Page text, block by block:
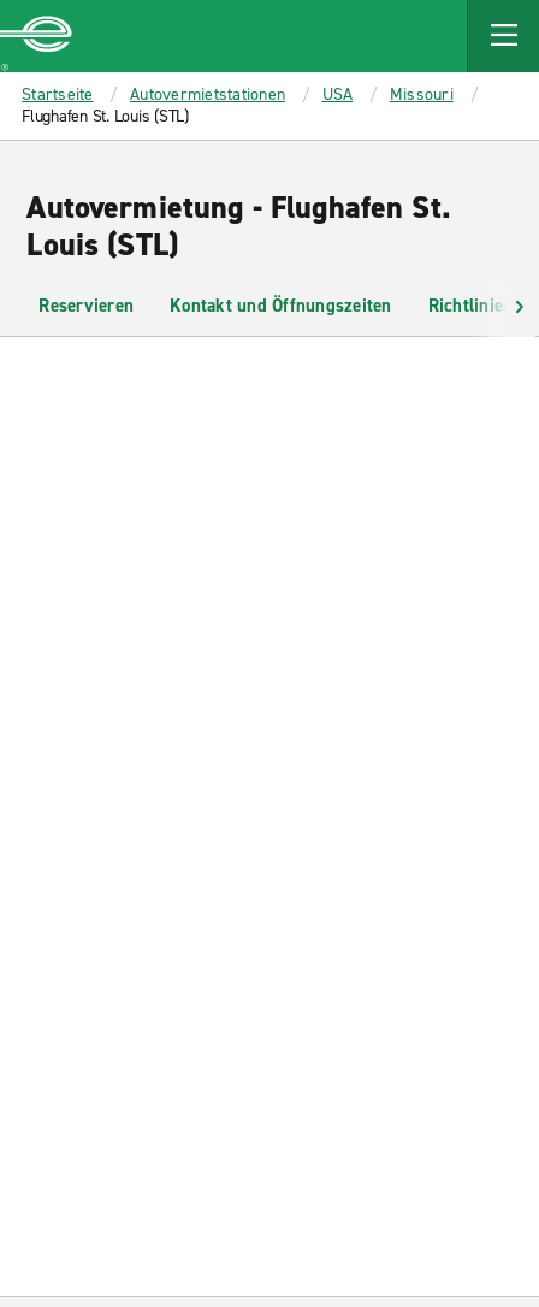
MAIN
CONTENT
Enterprise
Startseite Autovermietstationen USA
Missouri
Flughafen St. Louis (STL)
Autovermietung - Flughafen St.
Louis (STL)
Reservieren Kontakt und Öffnungszeiten Richtlinien